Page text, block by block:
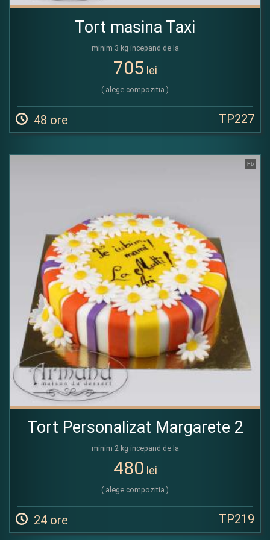
Tort masina Taxi
minim 3 kg incepand de la
705 lei
( alege compozitia )
48 ore TP227
Fb
Tort Personalizat Margarete 2
minim 2 kg incepand de la
480 lei
( alege compozitia )
24 ore TP219